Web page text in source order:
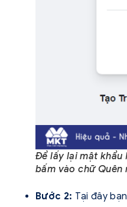
Để lấy lại mật khẩu
bấm vào chữ Quên
Bước 2: Tại đây